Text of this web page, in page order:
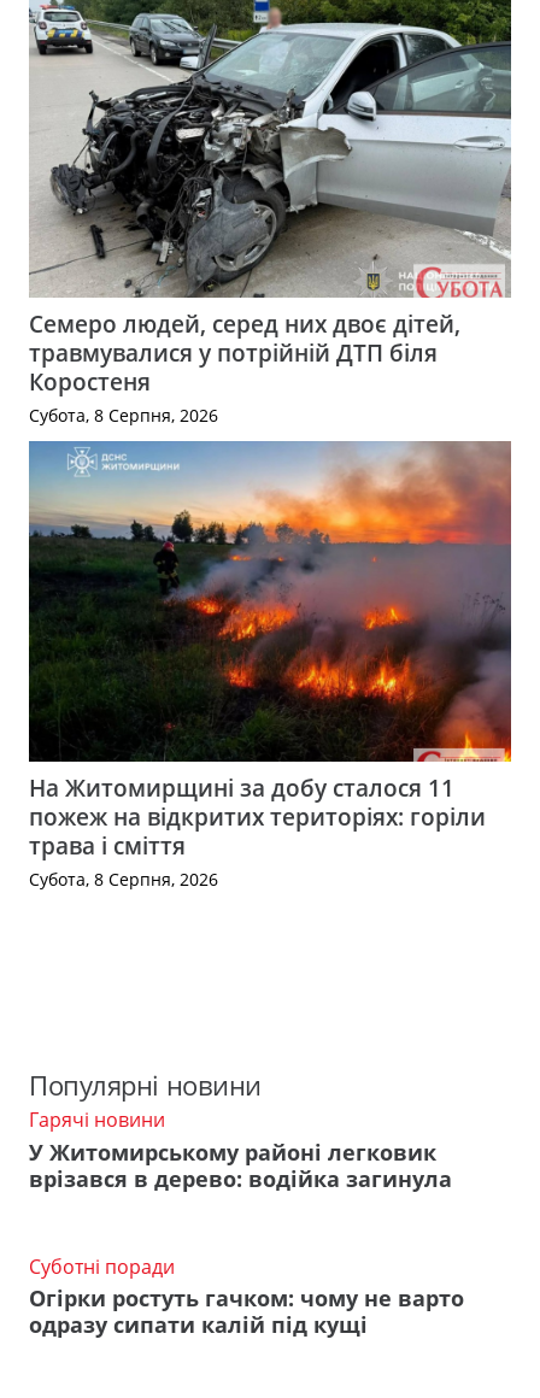
Семеро людей, серед них двоє дітей,
травмувалися у потрійній ДТП біля
Коростеня
Субота, 8 Серпня, 2026
На Житомирщині за добу сталося 11
пожеж на відкритих територіях: горіли
трава і сміття
Субота, 8 Серпня, 2026
Популярні новини
Гарячі новини
У Житомирському районі легковик
врізався в дерево: водійка загинула
Суботні поради
Огірки ростуть гачком: чому не варто
одразу сипати калій під кущі